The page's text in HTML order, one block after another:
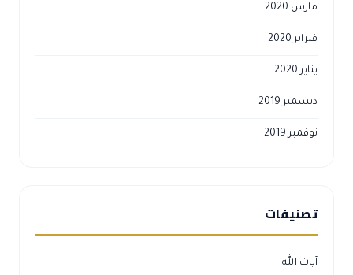
مارس 2020
فبراير 2020
يناير 2020
ديسمبر 2019
نوفمبر 2019
تصنيفات
آيات الله